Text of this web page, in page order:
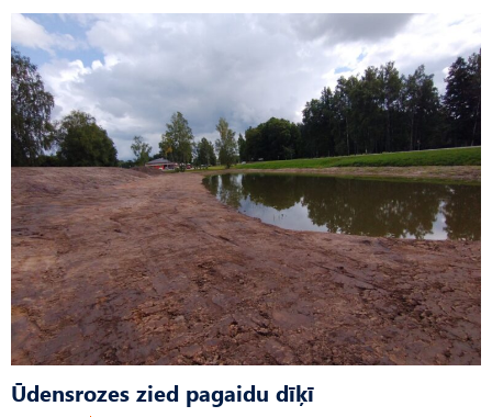
Ūdensrozes zied pagaidu dīķī